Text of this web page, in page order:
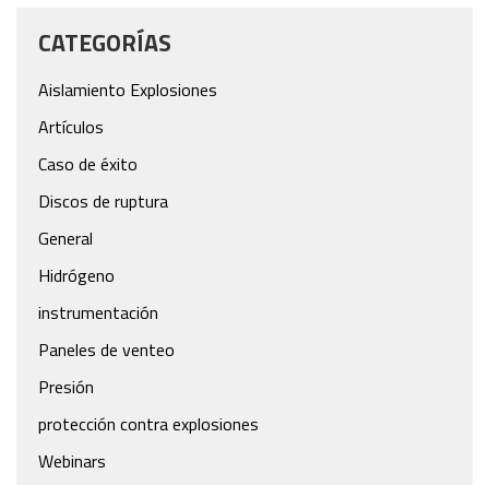
CATEGORÍAS
Aislamiento Explosiones
Artículos
Caso de éxito
Discos de ruptura
General
Hidrógeno
instrumentación
Paneles de venteo
Presión
protección contra explosiones
Webinars